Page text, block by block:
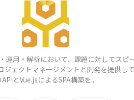
運用・解析において、課題に対してスピ
ジェクトマネージメントと開発を提供し
とVue.jsによるSPA構築を...